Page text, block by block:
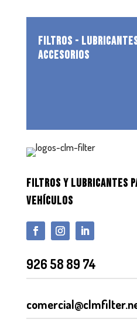
FILTROS -
ACCESORIOS
FILTROS Y LUBRICANTES
VEHÍCULOS
926 58 89 74